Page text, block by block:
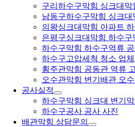
구리하수구막힘 싱크대
남동구하수구막힘 싱크대
의왕싱크대막힘 아파트
은평구싱크대막힘 하수구
하수구막힘 하수구역류
하수구고압세척 청소 업체
횡주관막힘 공동관 역류
오수관막힘 변기배관 오
공사실적
하수구막힘 싱크대 변기
하수구공사 공사 사진
배관막힘 상담문의